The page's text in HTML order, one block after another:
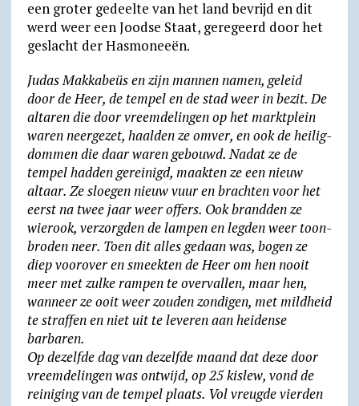
een groter gedeelte van het land bevrijd en dit
werd weer een Joodse Staat, geregeerd door het
geslacht der Hasmoneeën.
Judas Makkabeüs en zijn mannen namen, geleid
door de Heer, de tempel en de stad weer in bezit. De
altaren die door vreem­de­lingen op het marktplein
waren neergezet, haalden ze omver, en ook de heilig­
dom­men die daar waren gebouwd. Nadat ze de
tempel hadden gereinigd, maakten ze een nieuw
altaar. Ze sloegen nieuw vuur en brachten voor het
eerst na twee jaar weer offers. Ook brandden ze
wierook, verzorg­den de lampen en legden weer toon­
broden neer. Toen dit alles gedaan was, bogen ze
diep voor­over en smeekten de Heer om hen nooit
meer met zulke rampen te over­vallen, maar hen,
wanneer ze ooit weer zouden zondigen, met mildheid
te straffen en niet uit te leveren aan heidense
barbaren.
Op dezelfde dag van dezelfde maand dat deze door
vreem­de­lingen was ontwijd, op 25 kislew, vond de
reiniging van de tempel plaats. Vol vreugde vierden